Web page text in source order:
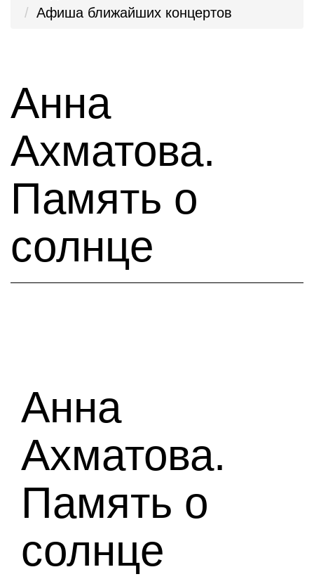
Афиша ближайших концертов
Анна
Ахматова.
Память о
солнце
Анна
Ахматова.
Память о
солнце